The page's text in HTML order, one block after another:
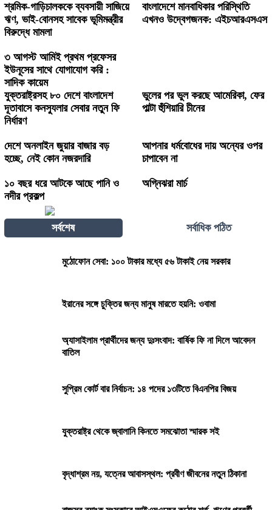
শ্রমিক-গাড়িচালককে ব্যবসায়ী সাজিয়ে
ঋণ, ভাই-বোনসহ সাবেক ভূমিমন্ত্রীর
বিরুদ্ধে মামলা
বাংলাদেশে মানবাধিকার পরিস্থিতি
এখনও উদ্বেগজনক: এইচআরএসএস
৩ আগস্ট আমিই প্রথম প্রফেসর
ইউনূসের সাথে যোগাযোগ করি :
সাদিক কায়েম
যুক্তরাষ্ট্রসহ ৮০ দেশে বাংলাদেশ
দূতাবাসে কনস্যুলার সেবার নতুন ফি
নির্ধারণ
ভুলের পর ভুল করছে আমেরিকা, ফের
পাল্টা হুঁশিয়ারি চীনের
দেশে অনলাইন জুয়ার বাজার বড়
হচ্ছে, নেই কোন নজরদারি
আপনার ধর্মবোধের দায় অন্যের ওপর
চাপাবেন না
১০ বছর ধরে আটকে আছে পানি ও
নদীর প্রকল্প
অগ্নিঝরা মার্চ
সর্বশেষ সর্বাধিক পঠিত
মুঠোফোন সেবা: ১০০ টাকার মধ্যে ৫৬ টাকাই নেয় সরকার
ইরানের সঙ্গে চুক্তির জন্য মানুষ মারতে হয়নি: ওবামা
অ্যাসাইলাম প্রার্থীদের জন্য দুঃসংবাদ: বার্ষিক ফি না দিলে আবেদন
বাতিল
সুপ্রিম কোর্ট বার নির্বাচন: ১৪ পদের ১৩টিতে বিএনপির বিজয়
যুক্তরাষ্ট্র থেকে জ্বালানি কিনতে সমঝোতা স্মারক সই
বৃদ্ধাশ্রম নয়, যত্নের আবাসস্থল: প্রবীণ জীবনের নতুন ঠিকানা